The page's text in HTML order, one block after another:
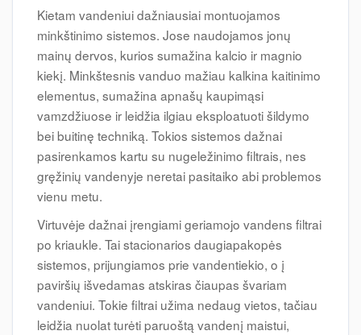
Kietam vandeniui dažniausiai montuojamos
minkštinimo sistemos. Jose naudojamos jonų
mainų dervos, kurios sumažina kalcio ir magnio
kiekį. Minkštesnis vanduo mažiau kalkina kaitinimo
elementus, sumažina apnašų kaupimąsi
vamzdžiuose ir leidžia ilgiau eksploatuoti šildymo
bei buitinę techniką. Tokios sistemos dažnai
pasirenkamos kartu su nugeležinimo filtrais, nes
gręžinių vandenyje neretai pasitaiko abi problemos
vienu metu.
Virtuvėje dažnai įrengiami geriamojo vandens filtrai
po kriaukle. Tai stacionarios daugiapakopės
sistemos, prijungiamos prie vandentiekio, o į
paviršių išvedamas atskiras čiaupas švariam
vandeniui. Tokie filtrai užima nedaug vietos, tačiau
leidžia nuolat turėti paruoštą vandenį maistui,